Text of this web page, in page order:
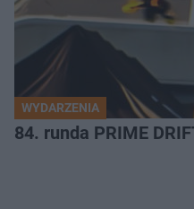
WYDARZENIA
84. runda PRIME